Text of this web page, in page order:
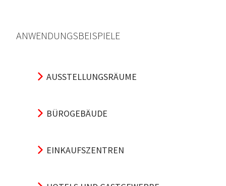
ANWENDUNGSBEISPIELE
AUSSTELLUNGSRÄUME
BÜROGEBÄUDE
EINKAUFSZENTREN